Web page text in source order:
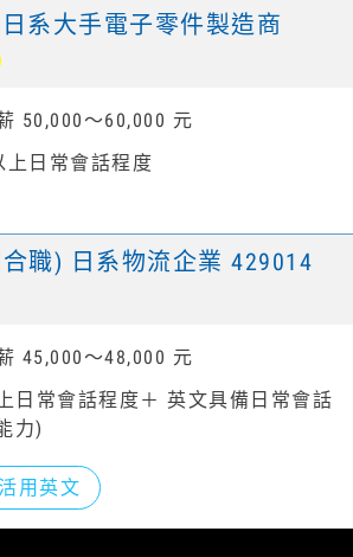
系大手電子零件製造商
50,000～60,000 元
上日常會話程度
職) 日系物流企業 429014
45,000～48,000 元
日常會話程度＋ 英文具備日常會話
力)
活用英文